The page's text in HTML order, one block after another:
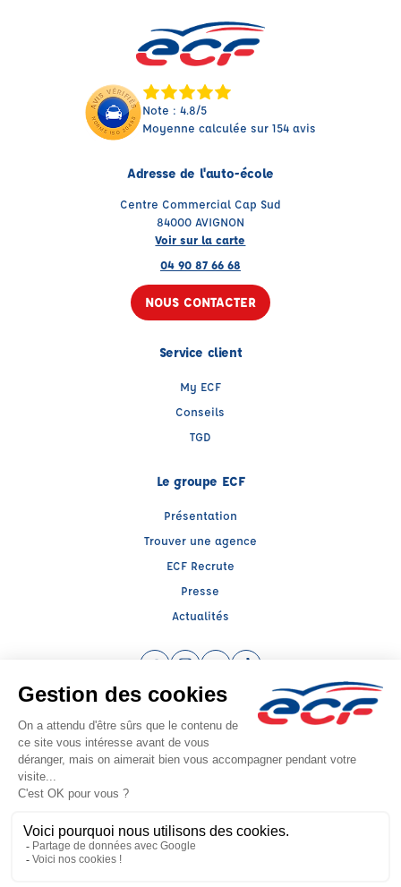
Note : 4.8/5
Moyenne calculée sur 154 avis
Adresse de l'auto-école
Centre Commercial Cap Sud
84000 AVIGNON
Voir sur la carte
04 90 87 66 68
NOUS CONTACTER
Service client
My ECF
Conseils
TGD
Le groupe ECF
Présentation
Trouver une agence
ECF Recrute
Presse
Actualités
Facebook (nouvelle fenêtre)
Instagram (nouvelle fenêtre)
YouTube (nouvelle fenêtre)
TikTok (nouvelle fenêtre)
Raison sociale : SUD PREVENTION SECURITE GRAND PUBLIC - Capital social:
5000€
SIREN: 814514188 - Numéro de TVA intracommunautaire: FR 27 510867286
Agrément n°E1308400080